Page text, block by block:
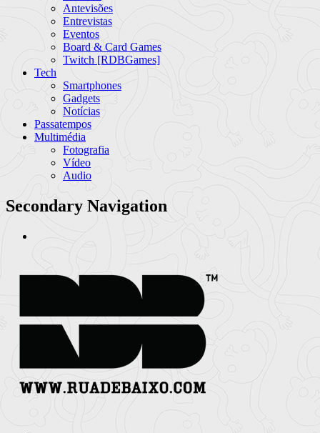
Antevisões
Entrevistas
Eventos
Board & Card Games
Twitch [RDBGames]
Tech
Smartphones
Gadgets
Notícias
Passatempos
Multimédia
Fotografia
Vídeo
Audio
Secondary Navigation